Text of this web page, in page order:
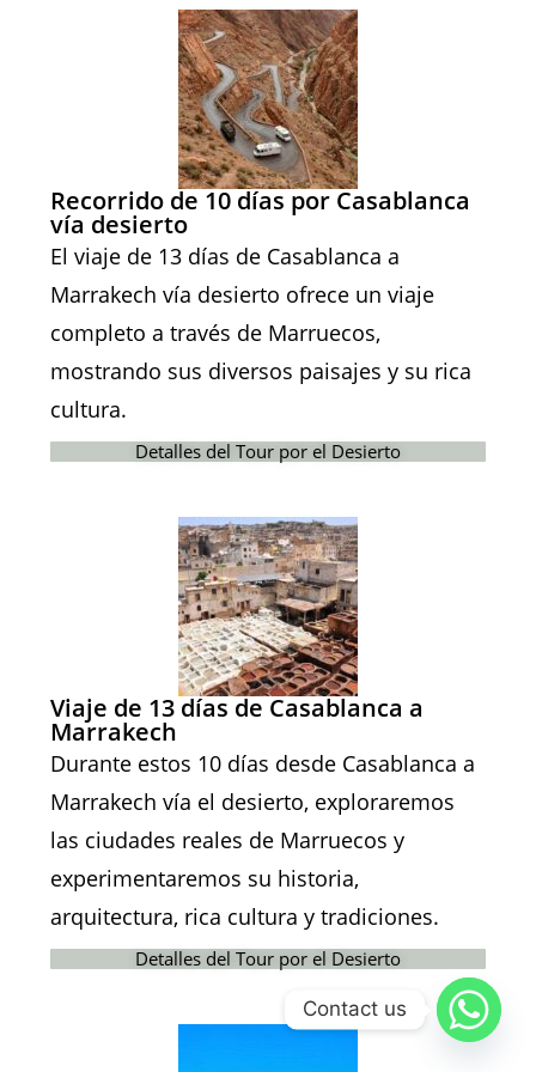
Recorrido de 10 días por Casablanca
vía desierto
El viaje de 13 días de Casablanca a
Marrakech vía desierto ofrece un viaje
completo a través de Marruecos,
mostrando sus diversos paisajes y su rica
cultura.
Detalles del Tour por el Desierto
Viaje de 13 días de Casablanca a
Marrakech
Durante estos 10 días desde Casablanca a
Marrakech vía el desierto, exploraremos
las ciudades reales de Marruecos y
experimentaremos su historia,
arquitectura, rica cultura y tradiciones.
Detalles del Tour por el Desierto
Contact us